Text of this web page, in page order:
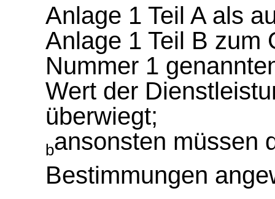
Anlage 1 Teil A als
Anlage 1 Teil B zum
Nummer 1
Wert der
überwiegt;
bansonsten müssen
Bestimmungen